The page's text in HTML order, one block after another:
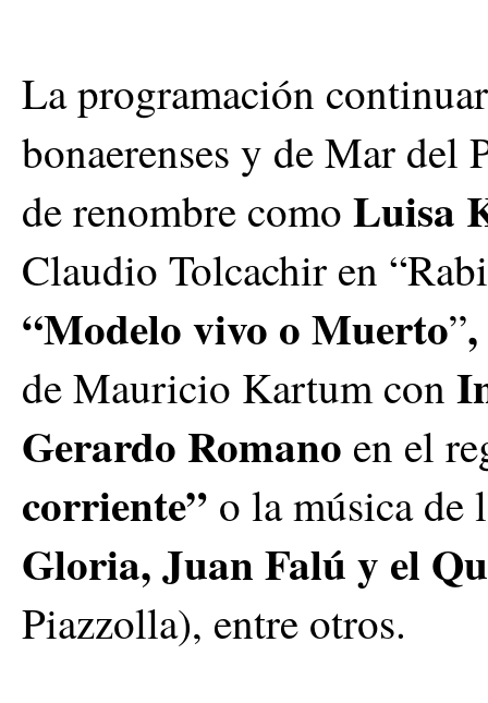
La programación
bonaerenses y de Mar del
de renombre como Luisa
Claudio Tolcachir en
“Modelo vivo o Muerto”
de Mauricio Kartum con
Gerardo Romano en el
corriente” o la música de
Gloria, Juan Falú y el
Piazzolla), entre otros.